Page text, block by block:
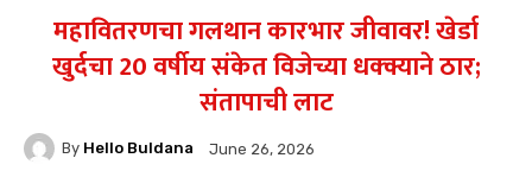
महावितरणचा गलथान कारभार जीवावर! खेर्डा
खुर्दचा 20 वर्षीय संकेत विजेच्या धक्क्याने ठार;
संतापाची लाट
By Hello Buldana June 26, 2026